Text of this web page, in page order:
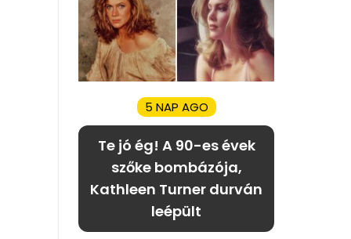
5 NAP AGO
Te jó ég! A 90-es évek
szőke bombázója,
Kathleen Turner durván
leépült